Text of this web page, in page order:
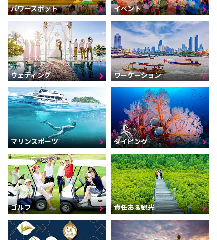
パワースポット イベント
ウェディング ワーケーション
マリンスポーツ ダイビング
ゴルフ 責任ある観光